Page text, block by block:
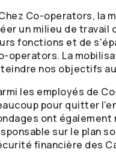
Co-operators, la
un milieu de travail
fonctions et de
operators. La
nos objectifs
les employés de
pour quitter
ont également
sur le plan
financière des